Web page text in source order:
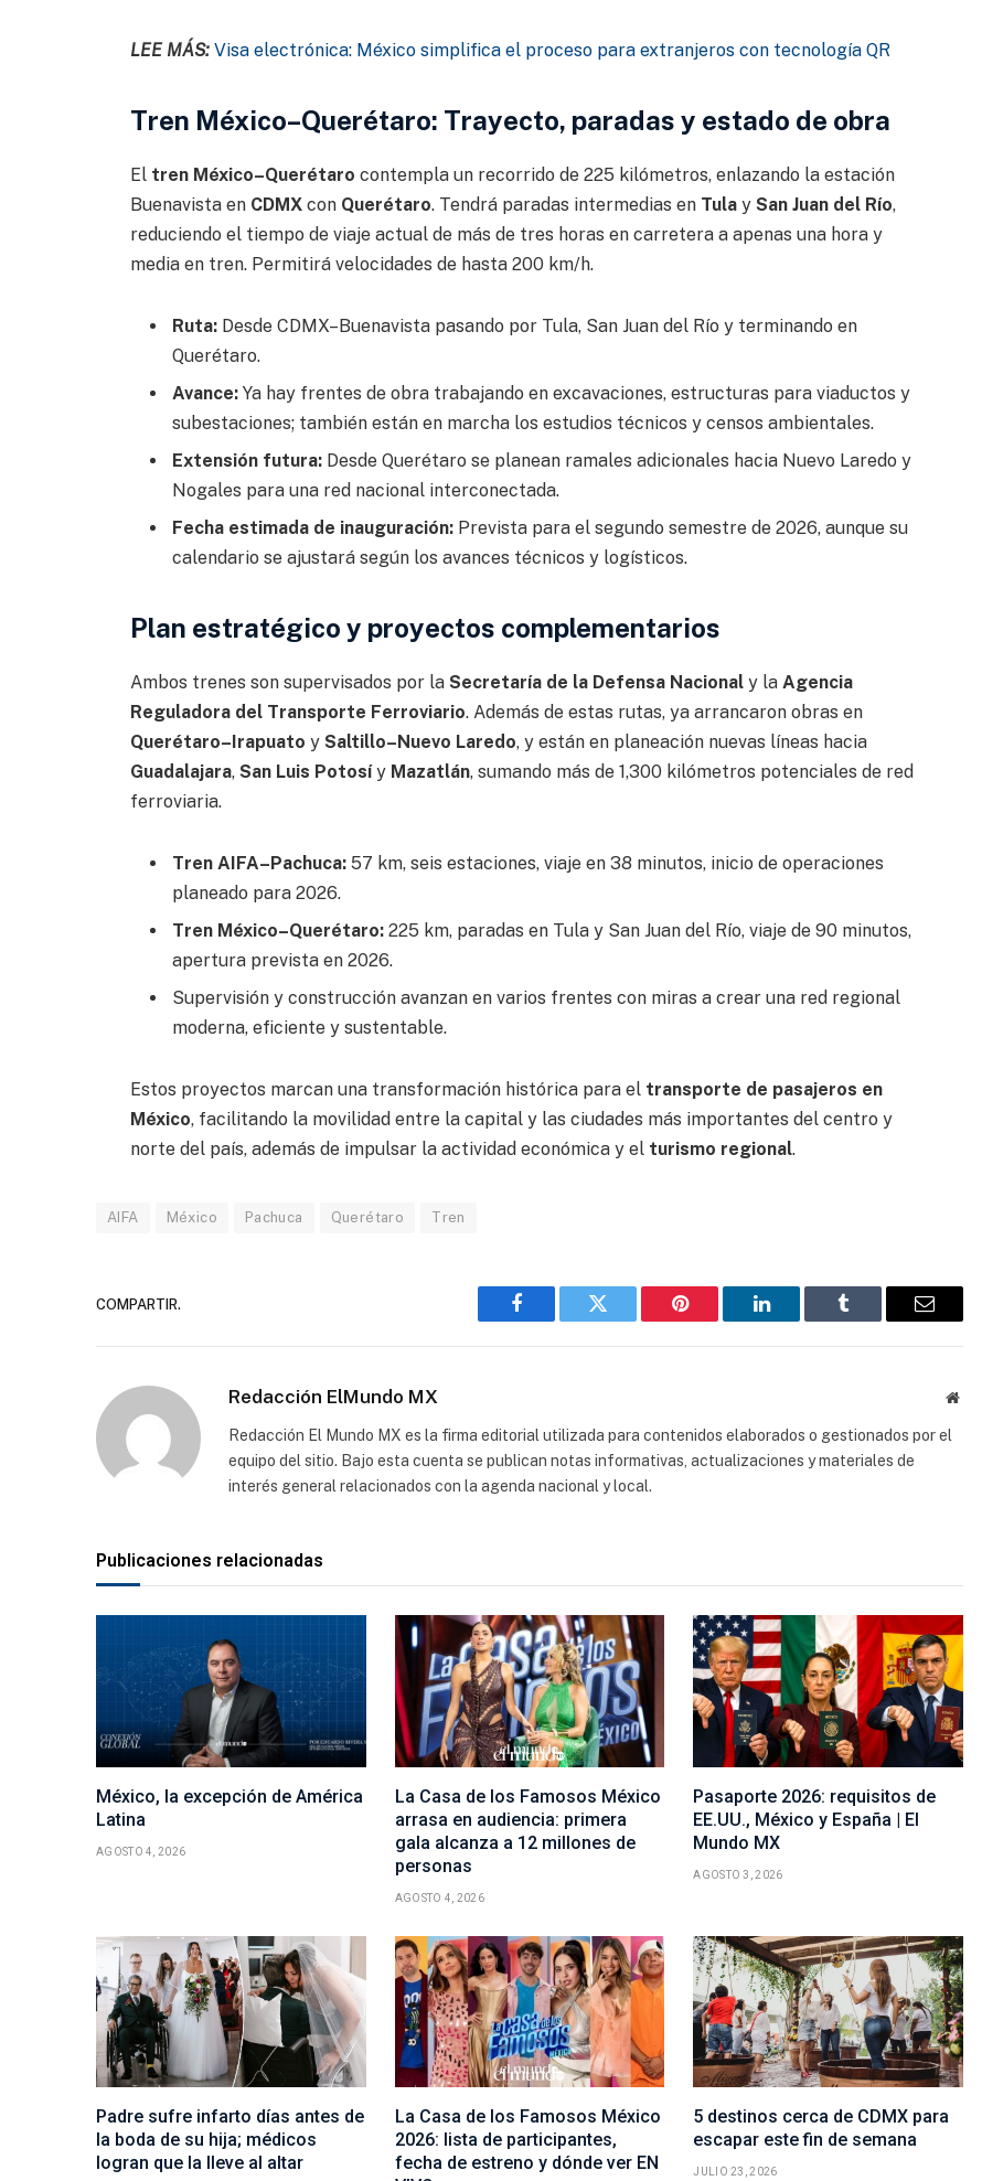
LEE MÁS: Visa electrónica: México simplifica el proceso para extranjeros con tecnología QR
Tren México–Querétaro: Trayecto, paradas y estado de obra
El tren México–Querétaro contempla un recorrido de 225 kilómetros, enlazando la estación
Buenavista en CDMXcon Querétaro. Tendrá paradas intermedias en Tulay San Juan del Río,
reduciendo el tiempo de viaje actual de más de tres horas en carretera a apenas una hora y
media en tren. Permitirá velocidades de hasta 200 km/h.
Ruta:Desde CDMX–Buenavista pasando por Tula, San Juan del Río y terminando en
Querétaro.
Avance:Ya hay frentes de obra trabajando en excavaciones, estructuras para viaductos y
subestaciones; también están en marcha los estudios técnicos y censos ambientales.
Extensión futura:Desde Querétaro se planean ramales adicionales hacia Nuevo Laredo y
Nogales para una red nacional interconectada.
Fecha estimada de inauguración:Prevista para el segundo semestre de 2026, aunque su
calendario se ajustará según los avances técnicos y logísticos.
Plan estratégico y proyectos complementarios
Ambos trenes son supervisados por la Secretaría de la Defensa Nacional y la Agencia
Reguladora del Transporte Ferroviario. Además de estas rutas, ya arrancaron obras en
Querétaro–Irapuato y Saltillo–Nuevo Laredo, y están en planeación nuevas líneas hacia
Guadalajara, San Luis Potosíy Mazatlán, sumando más de 1,300 kilómetros potenciales de red
ferroviaria.
Tren AIFA–Pachuca:57 km, seis estaciones, viaje en 38 minutos, inicio de operaciones
planeado para 2026.
Tren México–Querétaro:225 km, paradas en Tula y San Juan del Río, viaje de 90 minutos,
apertura prevista en 2026.
Supervisión y construcción avanzan en varios frentes con miras a crear una red regional
moderna, eficiente y sustentable.
Estos proyectos marcan una transformación histórica para eltransporte de pasajeros en
México, facilitando la movilidad entre la capital y las ciudades más importantes del centro y
norte del país, además de impulsar la actividad económica y el turismo regional.
AIFA México Pachuca Querétaro Tren
COMPARTIR.
Facebook Gorjeo Pinterest LinkedIn Tumblr
Correo
Redacción ElMundo MX
Sitio
Redacción El Mundo MX es la firma editorial utilizada para contenidos elaborados o gestionados por el
equipo del sitio. Bajo esta cuenta se publican notas informativas, actualizaciones y materiales de
interés general relacionados con la agenda nacional y local.
Publicaciones relacionadas
México, la excepción de América
Latina
AGOSTO 4, 2026
La Casa de los Famosos México
arrasa en audiencia: primera
gala alcanza a 12 millones de
personas
AGOSTO 4, 2026
Pasaporte 2026: requisitos de
EE.UU., México y España | El
Mundo MX
AGOSTO 3, 2026
Padre sufre infarto días antes de
la boda de su hija; médicos
logran que la lleve al altar
La Casa de los Famosos México
2026: lista de participantes,
fecha de estreno y dónde ver EN
5 destinos cerca de CDMX para
escapar este fin de semana
JULIO 23, 2026